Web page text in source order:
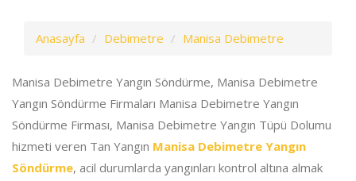
Anasayfa Debimetre Manisa Debimetre
Manisa Debimetre Yangın Söndürme, Manisa Debimetre
Yangın Söndürme Firmaları Manisa Debimetre Yangın
Söndürme Firması, Manisa Debimetre Yangın Tüpü Dolumu
hizmeti veren Tan Yangın Manisa Debimetre Yangın
Söndürme, acil durumlarda yangınları kontrol altına almak